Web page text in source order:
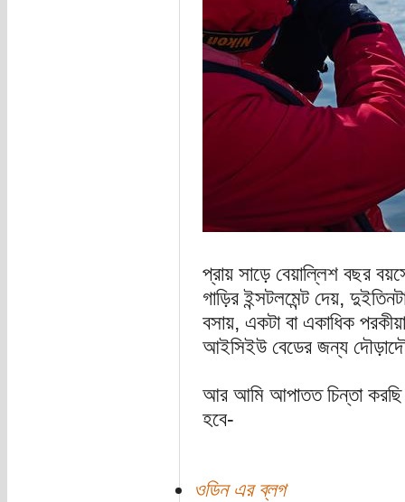
প্রায় সাড়ে বেয়াল্লিশ বছর
গাড়ির ইন্সটলমেন্ট দেয়,
বসায়, একটা বা একাধিক
আইসিইউ বেডের জন্য
আর আমি আপাতত চিন্তা করছি
হবে-
ওডিন এর ব্লগ